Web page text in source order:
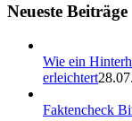
Neueste Beiträge
Wie ein
erleichtert
Faktencheck